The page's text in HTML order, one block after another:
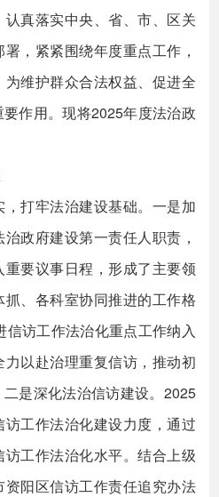
真落实中央、省、市、区关
，紧紧围绕年度重点工作，
维护群众合法权益、促进全
作用。现将2025年度法治政
打牢法治建设基础。一是加
政府建设第一责任人职责，
要议事日程，形成了主要领
、各科室协同推进的工作格
信访工作法治化重点工作纳入
以赴治理重复信访，推动初
是深化法治信访建设。2025
工作法治化建设力度，通过
工作法治化水平。结合上级
阳区信访工作责任追究办法